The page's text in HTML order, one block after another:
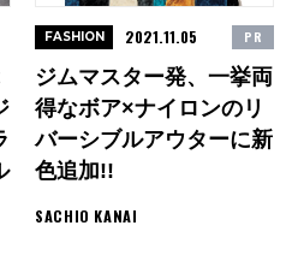
ジムマスター発、一挙両
得なボア×ナイロンのリ
バーシブルアウターに新
色追加!!
SACHIO KANAI
FASHION 2021.11.05 PR